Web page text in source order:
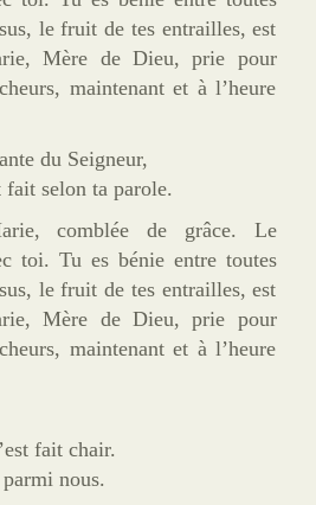
le fruit de tes entrailles, est
Mère de Dieu, prie pour
maintenant et à l’heure
du Seigneur,
selon ta parole.
comblée de grâce. Le
toi. Tu es bénie entre toutes
le fruit de tes entrailles, est
Mère de Dieu, prie pour
maintenant et à l’heure
fait chair.
nous.